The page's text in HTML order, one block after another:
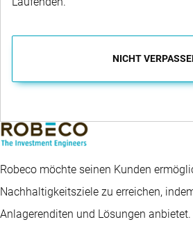
NICHT
Robeco möchte seinen Kunden
Nachhaltigkeitsziele zu erreichen,
Anlagerenditen und Lösungen anbietet.